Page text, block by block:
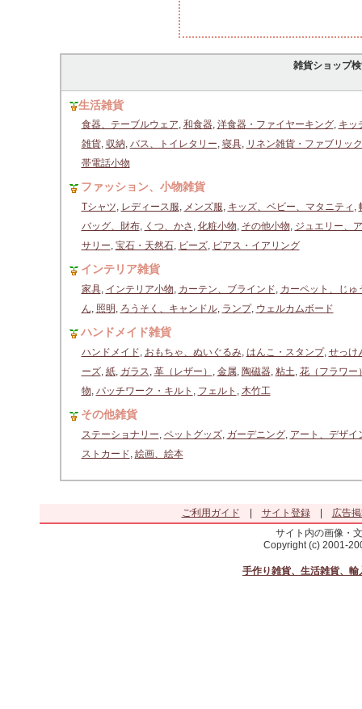
雑貨ショップ
生活雑貨
食器、テーブルウェア, 和食器, 洋食器・ファイヤーキング, キッ
雑貨, 収納, バス、トイレタリー, 寝具, リネン雑貨・ファブリック
帯電話小物
ファッション、小物雑貨
Tシャツ, レディース服, メンズ服, キッズ、ベビー、マタニティ ,
バッグ、財布, くつ、かさ , 化粧小物, その他小物, ジュエリー、
サリー, 宝石・天然石, ビーズ, ピアス・イアリング
インテリア雑貨
家具, インテリア小物, カーテン、ブラインド, カーペット、じゅ
ん, 照明 , ろうそく、キャンドル, ランプ, ウェルカムボード
ハンドメイド雑貨
ハンドメイド, おもちゃ、ぬいぐるみ, はんこ・スタンプ, せっけ
ーズ, 紙, ガラス, 革（レザー） , 金属, 陶磁器, 粘土, 花（フラワー
物, パッチワーク・キルト , フェルト , 木竹工
その他雑貨
ステーショナリー, ペットグッズ, ガーデニング, アート、デザイ
ストカード, 絵画、絵本
ご利用ガイド サイト登録|
広告
サイト内の画像・
Copyright (c) 2001-
手作り雑貨、生活雑貨、